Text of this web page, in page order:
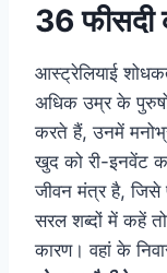
36 फीसदी
आस्ट्रेलियाई
अधिक उम्र के पुरुषों
करते हैं, उनमें
खुद को री-इनवेंट
जीवन मंत्र है, जिसे
सरल शब्दों में कहें
कारण। वहां के